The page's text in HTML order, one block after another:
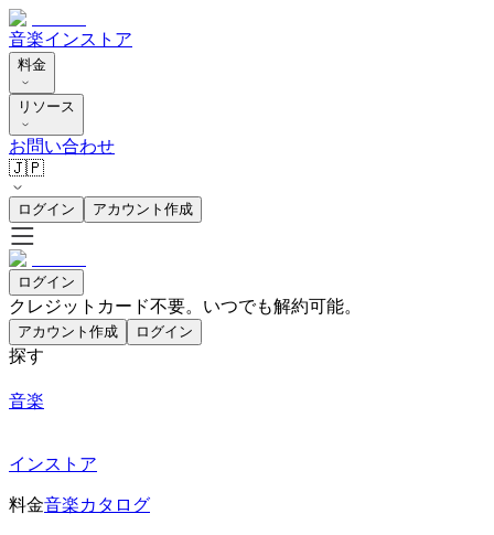
音楽インストア
料金
リソース
お問い合わせ
🇯🇵
ログイン アカウント作成
ログイン
クレジットカード不要。いつでも解約可能。
アカウント作成 ログイン
探す
音楽
インストア
料金音楽カタログ